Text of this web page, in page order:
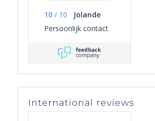
10 / 10
Jolande
Persoonlijk contact
International reviews